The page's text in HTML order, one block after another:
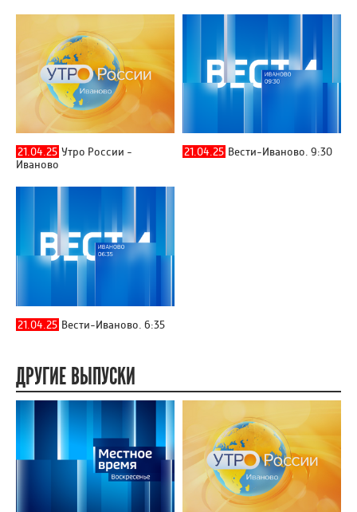
21.04.25 Утро России -
Иваново
21.04.25 Вести-Иваново. 9:30
21.04.25 Вести-Иваново. 6:35
ДРУГИЕ ВЫПУСКИ